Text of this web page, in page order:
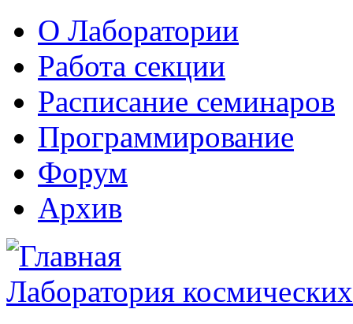
О Лаборатории
Работа секции
Расписание семинаров
Программирование
Форум
Архив
Лаборатория